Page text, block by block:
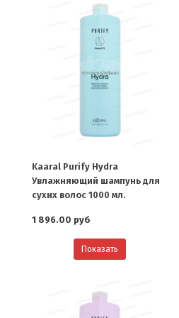
Kaaral Purify Hydra
Увлажняющий шампунь для
сухих волос 1000 мл.
1 896.00 руб
Показать